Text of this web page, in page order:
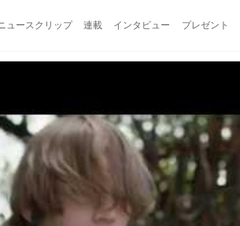
ュースクリップ 連載 インタビュー プレゼント